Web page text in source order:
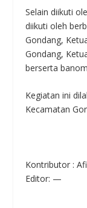
Selain diikuti
diikuti oleh
Gondang,
Gondang,
berserta
Kegiatan ini
Kecamatan
Kontributor :
Editor: —